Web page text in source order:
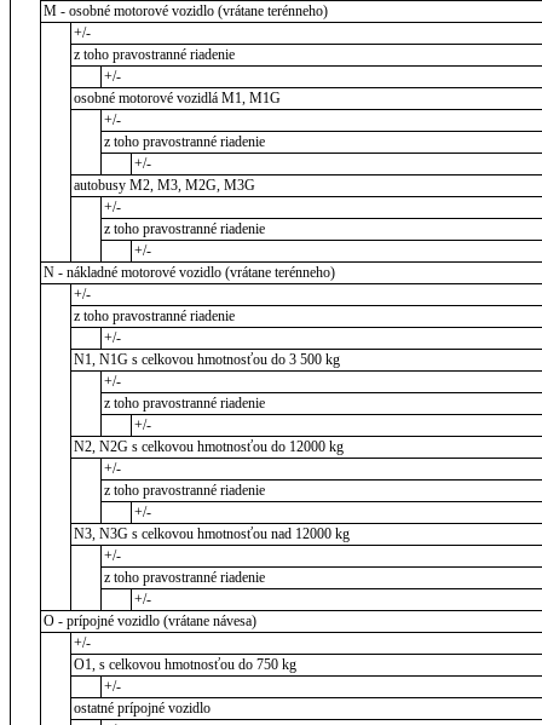
M - osobné motorové vozidlo (vrátane terénneho)
+/-
z toho pravostranné riadenie
+/-
osobné motorové vozidlá M1, M1G
+/-
z toho pravostranné riadenie
+/-
autobusy M2, M3, M2G, M3G
+/-
z toho pravostranné riadenie
+/-
N - nákladné motorové vozidlo (vrátane terénneho)
+/-
z toho pravostranné riadenie
+/-
N1, N1G s celkovou hmotnosťou do 3 500 kg
+/-
z toho pravostranné riadenie
+/-
N2, N2G s celkovou hmotnosťou do 12000 kg
+/-
z toho pravostranné riadenie
+/-
N3, N3G s celkovou hmotnosťou nad 12000 kg
+/-
z toho pravostranné riadenie
+/-
O - prípojné vozidlo (vrátane návesa)
+/-
O1, s celkovou hmotnosťou do 750 kg
+/-
ostatné prípojné vozidlo